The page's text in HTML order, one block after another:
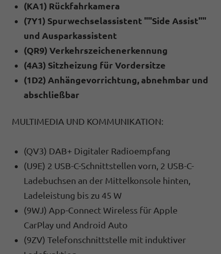
(KA1) Rückfahrkamera
(7Y1) Spurwechselassistent ""Side Assist""
und Ausparkassistent
(QR9) Verkehrszeichenerkennung
(4A3) Sitzheizung für Vordersitze
(1D2) Anhängevorrichtung, abnehmbar und
abschließbar
MULTIMEDIA UND KOMMUNIKATION:
(QV3) DAB+ Digitaler Radioempfang
(U9E) 2 USB-C-Schnittstellen vorn, 2 USB-C-
Ladebuchsen an der Mittelkonsole hinten,
Ladeleistung bis zu 45 W
(9WJ) App-Connect Wireless für Apple
CarPlay und Android Auto
(9ZV) Telefonschnittstelle mit induktiver